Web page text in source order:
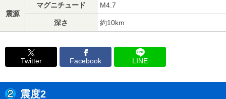
震源
マグニチュード M4.7
深さ 約10km
Twitter Facebook LINE
震度2